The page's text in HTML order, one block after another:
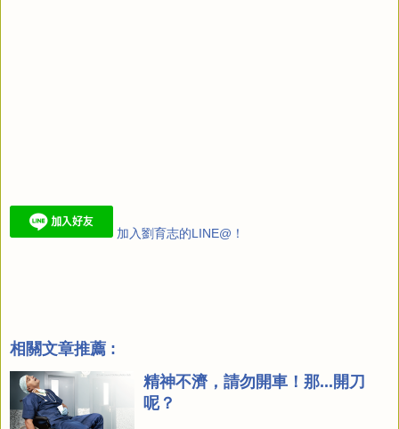
加入劉育志的LINE@！
相關文章推薦 :
精神不濟，請勿開車！那...開刀
呢？